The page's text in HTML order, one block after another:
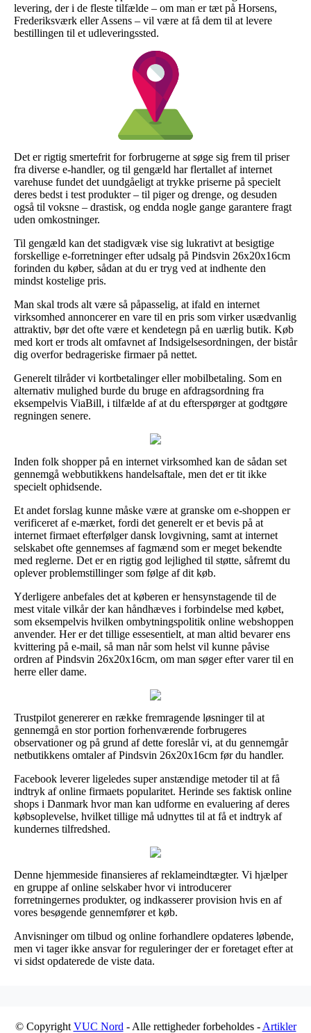
levering, der i de fleste tilfælde – om man er tæt på Horsens,
Frederiksværk eller Assens – vil være at få dem til at levere
bestillingen til et udleveringssted.
Det er rigtig smertefrit for forbrugerne at søge sig frem til priser
fra diverse e-handler, og til gengæld har flertallet af internet
varehuse fundet det uundgåeligt at trykke priserne på specielt
deres bedst i test produkter – til piger og drenge, og desuden
også til voksne – drastisk, og endda nogle gange garantere fragt
uden omkostninger.
Til gengæld kan det stadigvæk vise sig lukrativt at besigtige
forskellige e-forretninger efter udsalg på Pindsvin 26x20x16cm
forinden du køber, sådan at du er tryg ved at indhente den
mindst kostelige pris.
Man skal trods alt være så påpasselig, at ifald en internet
virksomhed annoncerer en vare til en pris som virker usædvanlig
attraktiv, bør det ofte være et kendetegn på en uærlig butik. Køb
med kort er trods alt omfavnet af Indsigelsesordningen, der bistår
dig overfor bedrageriske firmaer på nettet.
Generelt tilråder vi kortbetalinger eller mobilbetaling. Som en
alternativ mulighed burde du bruge en afdragsordning fra
eksempelvis ViaBill, i tilfælde af at du efterspørger at godtgøre
regningen senere.
Inden folk shopper på en internet virksomhed kan de sådan set
gennemgå webbutikkens handelsaftale, men det er tit ikke
specielt ophidsende.
Et andet forslag kunne måske være at granske om e-shoppen er
verificeret af e-mærket, fordi det generelt er et bevis på at
internet firmaet efterfølger dansk lovgivning, samt at internet
selskabet ofte gennemses af fagmænd som er meget bekendte
med reglerne. Det er en rigtig god lejlighed til støtte, såfremt du
oplever problemstillinger som følge af dit køb.
Yderligere anbefales det at køberen er hensynstagende til de
mest vitale vilkår der kan håndhæves i forbindelse med købet,
som eksempelvis hvilken ombytningspolitik online webshoppen
anvender. Her er det tillige essesentielt, at man altid bevarer ens
kvittering på e-mail, så man når som helst vil kunne påvise
ordren af Pindsvin 26x20x16cm, om man søger efter varer til en
herre eller dame.
Trustpilot genererer en række fremragende løsninger til at
gennemgå en stor portion forhenværende forbrugeres
observationer og på grund af dette foreslår vi, at du gennemgår
netbutikkens omtaler af Pindsvin 26x20x16cm før du handler.
Facebook leverer ligeledes super anstændige metoder til at få
indtryk af online firmaets popularitet. Herinde ses faktisk online
shops i Danmark hvor man kan udforme en evaluering af deres
købsoplevelse, hvilket tillige må udnyttes til at få et indtryk af
kundernes tilfredshed.
Denne hjemmeside finansieres af reklameindtægter. Vi hjælper
en gruppe af online selskaber hvor vi introducerer
forretningernes produkter, og indkasserer provision hvis en af
vores besøgende gennemfører et køb.
Anvisninger om tilbud og online forhandlere opdateres løbende,
men vi tager ikke ansvar for reguleringer der er foretaget efter at
vi sidst opdaterede de viste data.
© Copyright VUC Nord - Alle rettigheder forbeholdes - Artikler